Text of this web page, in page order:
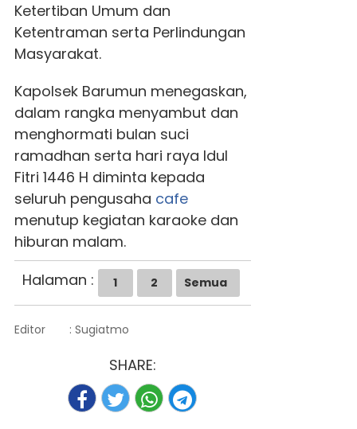
Ketertiban Umum dan
Ketentraman serta Perlindungan
Masyarakat.
Kapolsek Barumun menegaskan,
dalam rangka menyambut dan
menghormati bulan suci
ramadhan serta hari raya Idul
Fitri 1446 H diminta kepada
seluruh pengusaha cafe
menutup kegiatan karaoke dan
hiburan malam.
Halaman :
1 2 Semua
Editor : Sugiatmo
SHARE: